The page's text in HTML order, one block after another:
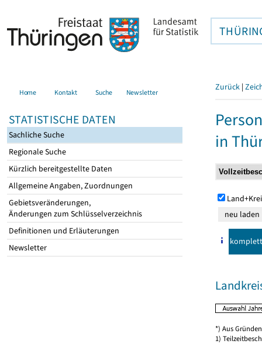
Home Kontakt Suche Newsletter
STATISTISCHE DATEN
Sachliche Suche
Regionale Suche
Kürzlich bereitgestellte Daten
Allgemeine Angaben, Zuordnungen
Gebietsveränderungen,
Änderungen zum Schlüsselverzeichnis
Definitionen und Erläuterungen
Newsletter
Zurück |
in
komplett
*) Aus
1)